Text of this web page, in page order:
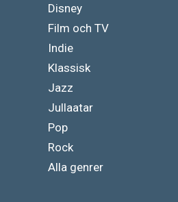
Disney
Film och TV
Indie
Klassisk
Jazz
Jullaatar
Pop
Rock
Alla genrer